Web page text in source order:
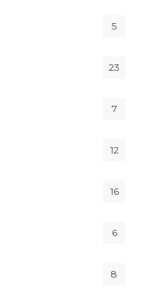
5
23
7
12
16
6
8